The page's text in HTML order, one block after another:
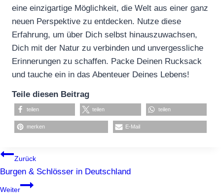
eine einzigartige Möglichkeit, die Welt aus einer ganz
neuen Perspektive zu entdecken. Nutze diese
Erfahrung, um über Dich selbst hinauszuwachsen,
Dich mit der Natur zu verbinden und unvergessliche
Erinnerungen zu schaffen. Packe Deinen Rucksack
und tauche ein in das Abenteuer Deines Lebens!
Teile diesen Beitrag
teilen teilen teilen
merken E-Mail
BEITRAGSNAVIGATION
Zurück
Burgen & Schlösser in Deutschland
Weiter